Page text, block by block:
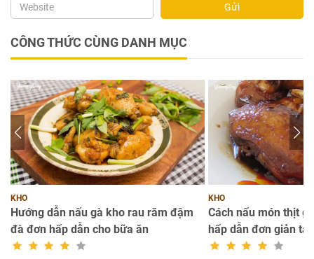
Gửi
CÔNG THỨC CÙNG DANH MỤC
KHO
Hướng dẫn nấu gà kho rau răm đậm
đà đơn hấp dẫn cho bữa ăn
KHO
Cách nấu món thịt
hấp dẫn đơn giản tại